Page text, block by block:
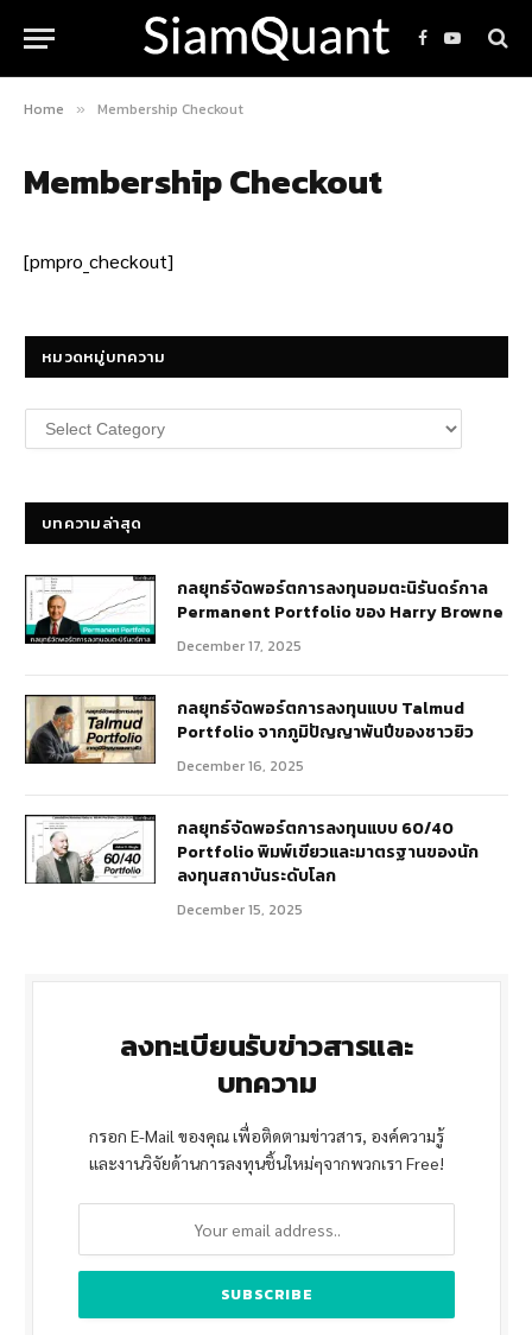
Facebook
YouTube
Home » Membership Checkout
Membership Checkout
[pmpro_checkout]
หมวดหมู่บทความ
หมวด
หมู่
บทความล่าสุด
กลยุทธ์​จัดพอร์ตการลงทุนอมตะนิรันดร์กาล
Permanent Portfolio ของ Harry Browne
December 17, 2025
กลยุทธ์จัดพอร์ตการลงทุนแบบ Talmud
Portfolio จากภูมิปัญญาพันปีของชาวยิว
December 16, 2025
กลยุทธ์จัดพอร์ตการลงทุนแบบ 60/40
Portfolio พิมพ์เขียวและมาตรฐานของนัก
ลงทุนสถาบันระดับโลก
December 15, 2025
ลงทะเบียนรับข่าวสารและ
บทความ
กรอก E-Mail ของคุณ เพื่อติดตามข่าวสาร, องค์ความรู้
และงานวิจัยด้านการลงทุนชิ้นใหม่ๆจากพวกเรา Free!